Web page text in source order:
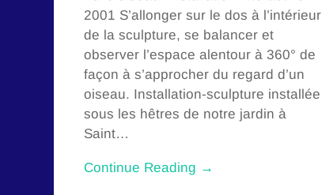
2001 S’allonger sur le dos à l’intérieur
de la sculpture, se balancer et
observer l’espace alentour à 360° de
façon à s’approcher du regard d’un
oiseau. Installation-sculpture installée
sous les hêtres de notre jardin à
Saint…
Continue Reading →